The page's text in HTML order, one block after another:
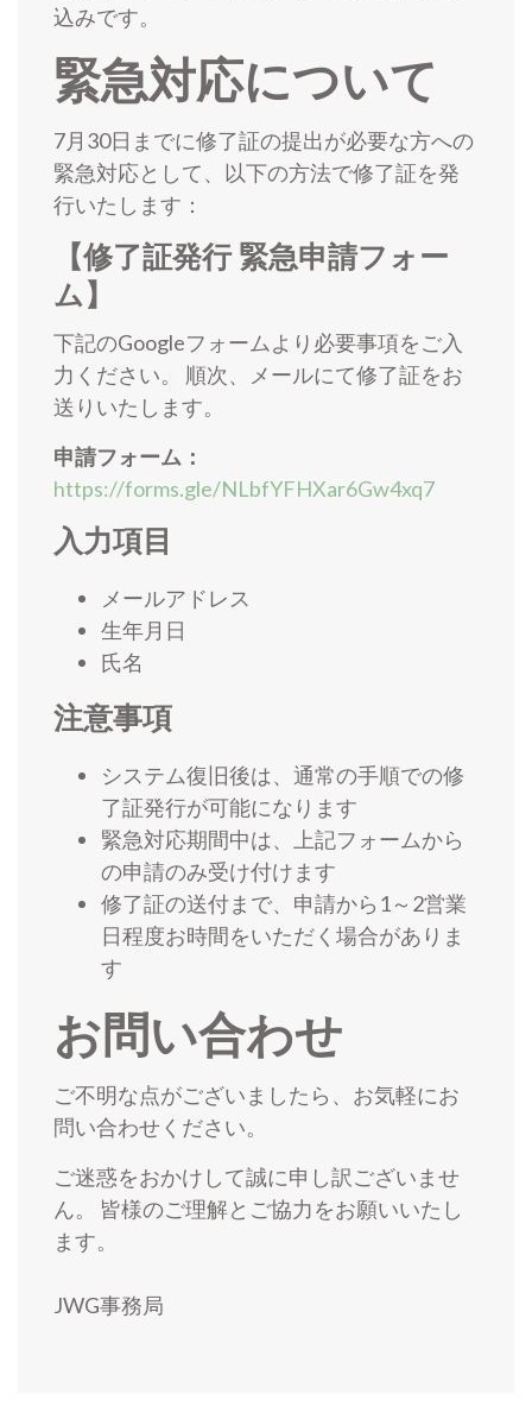
込みです。
緊急対応について
7月30日までに修了証の提出が必要な方への
緊急対応として、以下の方法で修了証を発
行いたします：
【修了証発行 緊急申請フォー
ム】
下記のGoogleフォームより必要事項をご入
力ください。 順次、メールにて修了証をお
送りいたします。
申請フォーム：
https://forms.gle/NLbfYFHXar6Gw4xq7
入力項目
メールアドレス
生年月日
氏名
注意事項
システム復旧後は、通常の手順での修
了証発行が可能になります
緊急対応期間中は、上記フォームから
の申請のみ受け付けます
修了証の送付まで、申請から1～2営業
日程度お時間をいただく場合がありま
す
お問い合わせ
ご不明な点がございましたら、お気軽にお
問い合わせください。
ご迷惑をおかけして誠に申し訳ございませ
ん。 皆様のご理解とご協力をお願いいたし
ます。
JWG事務局